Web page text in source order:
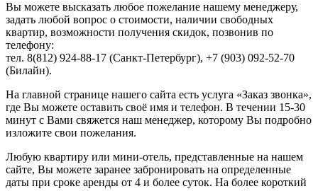
Вы можете высказать любое пожелание нашему менеджеру,
задать любой вопрос о стоимости, наличии свободных
квартир, возможности получения скидок, позвонив по
телефону:
тел. 8(812) 924-88-17 (Санкт-Петербург), +7 (903) 092-52-70
(Билайн).
На главной странице нашего сайта есть услуга «Заказ звонка»,
где Вы можете оставить своё имя и телефон. В течении 15-30
минут с Вами свяжется наш менеджер, которому Вы подробно
изложите свои пожелания.
Любую квартиру или мини-отель, представленные на нашем
сайте, Вы можете заранее забронировать на определенные
даты при сроке аренды от 4 и более суток. На более короткий